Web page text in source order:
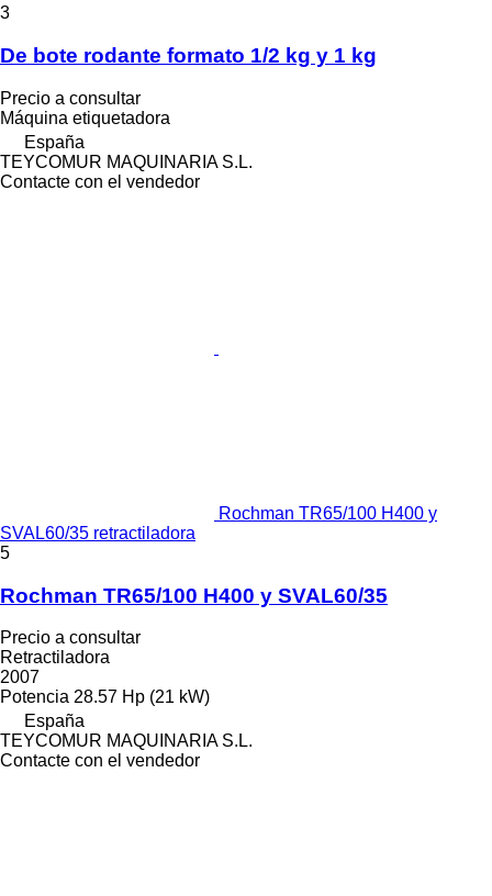
3
De bote rodante formato 1/2 kg y 1 kg
Precio a consultar
Máquina etiquetadora
España
TEYCOMUR MAQUINARIA S.L.
Contacte con el vendedor
Rochman TR65/100 H400 y
SVAL60/35 retractiladora
5
Rochman TR65/100 H400 y SVAL60/35
Precio a consultar
Retractiladora
2007
Potencia 28.57 Hp (21 kW)
España
TEYCOMUR MAQUINARIA S.L.
Contacte con el vendedor